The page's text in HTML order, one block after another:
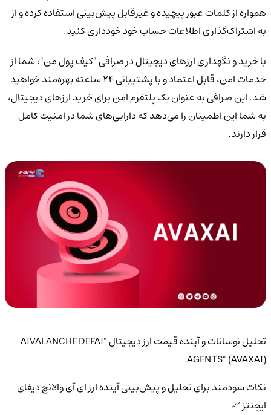
همواره از کلمات عبور پیچیده و غیرقابل پیش‌بینی استفاده کرده و از
به اشتراک‌گذاری اطلاعات حساب خود خودداری کنید.
با خرید و نگهداری ارزهای دیجیتال در صرافی "کیف پول من"، شما از
خدمات امن، قابل اعتماد و با پشتیبانی 24 ساعته بهره‌مند خواهید
شد. این صرافی به عنوان یک پلتفرم امن برای خرید ارزهای دیجیتال،
به شما این اطمینان را می‌دهد که دارایی‌های شما در امنیت کامل
قرار دارند.
تحلیل نوسانات و آینده قیمت ارز دیجیتال "AIVALANCHE DEFAI
AGENTS" (AVAXAI)
نکات سودمند برای تحلیل و پیش‌بینی آینده ارز ای آی والانچ دیفای
ایجنتز 📈